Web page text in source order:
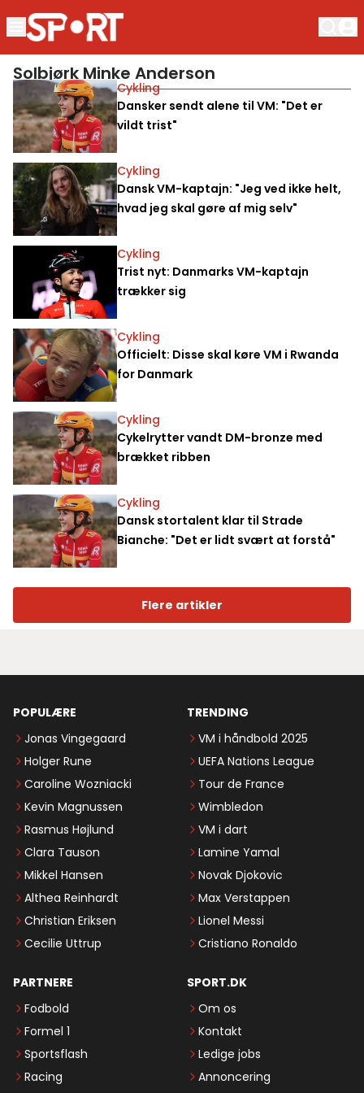
Solbjørk Minke Anderson
Cykling
Dansker sendt alene til VM: "Det er
vildt trist"
Cykling
Dansk VM-kaptajn: "Jeg ved ikke helt,
hvad jeg skal gøre af mig selv"
Cykling
Trist nyt: Danmarks VM-kaptajn
trækker sig
Cykling
Officielt: Disse skal køre VM i Rwanda
for Danmark
Cykling
Cykelrytter vandt DM-bronze med
brækket ribben
Cykling
Dansk stortalent klar til Strade
Bianche: "Det er lidt svært at forstå"
Flere artikler
POPULÆRE
Jonas Vingegaard
Holger Rune
Caroline Wozniacki
Kevin Magnussen
Rasmus Højlund
Clara Tauson
Mikkel Hansen
Althea Reinhardt
Christian Eriksen
Cecilie Uttrup
TRENDING
VM i håndbold 2025
UEFA Nations League
Tour de France
Wimbledon
VM i dart
Lamine Yamal
Novak Djokovic
Max Verstappen
Lionel Messi
Cristiano Ronaldo
PARTNERE
Fodbold
Formel 1
Sportsflash
Racing
SPORT.DK
Om os
Kontakt
Ledige jobs
Annoncering